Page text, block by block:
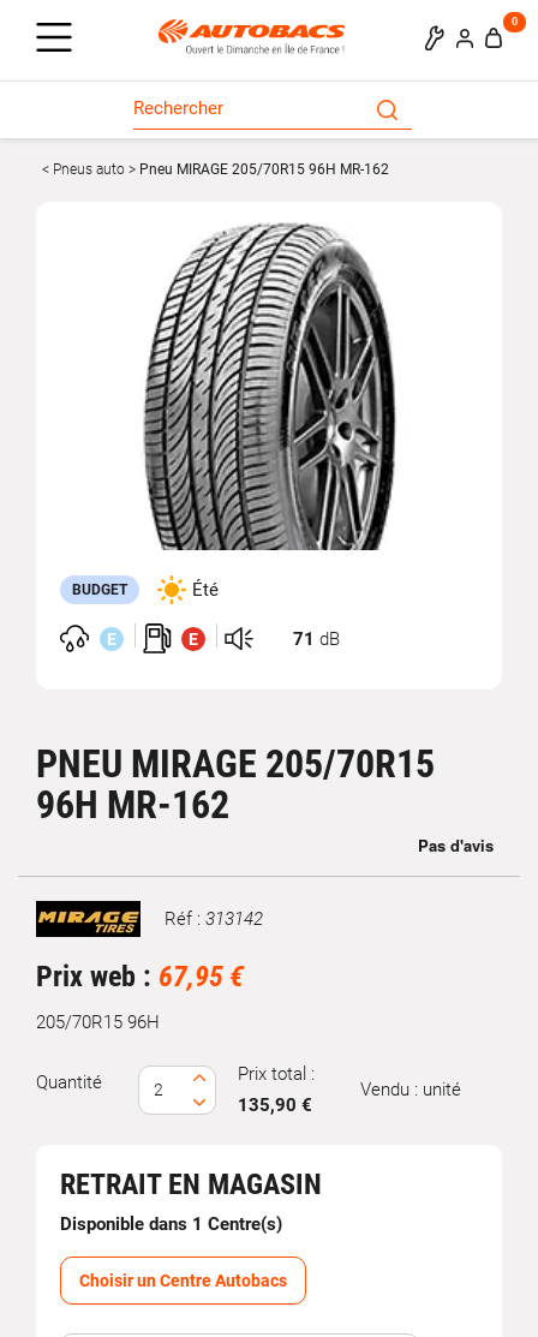
0
Pneus auto Pneu MIRAGE 205/70R15 96H MR-162
PNEU MIRAGE 205/70R15
96H MR-162
BUDGET Été
E E 71 dB
Marque Réf : 313142
Prix web : 67,95 €
205/70R15 96H
Quantité
Prix total :
135,90 €
Vendu : unité
RETRAIT EN MAGASIN
Disponible dans 1 Centre(s)
Choisir un Centre Autobacs